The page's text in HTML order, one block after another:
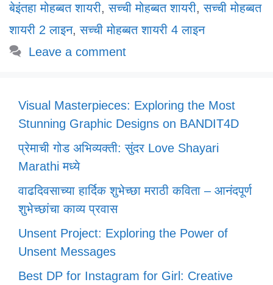
बेइंतहा मोहब्बत शायरी,सच्ची मोहब्बत शायरी,सच्ची मोहब्बत
शायरी 2 लाइन,सच्ची मोहब्बत शायरी 4 लाइन
Leave a comment
Visual Masterpieces: Exploring the Most
Stunning Graphic Designs on BANDIT4D
प्रेमाची गोड अभिव्यक्ती: सुंदर Love Shayari
Marathi मध्ये
वाढदिवसाच्या हार्दिक शुभेच्छा मराठी कविता – आनंदपूर्ण
शुभेच्छांचा काव्य प्रवास
Unsent Project: Exploring the Power of
Unsent Messages
Best DP for Instagram for Girl: Creative